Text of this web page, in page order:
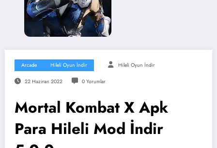
Arcade Hileli Oyun İndir Hileli Oyun İndir
22 Haziran 2022 0 Yorumlar
Mortal Kombat X Apk
Para Hileli Mod İndir